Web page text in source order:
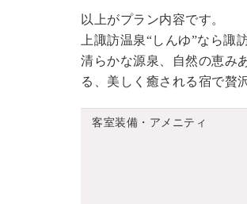
以上がプラン内容です。
上諏訪温泉“しんゆ”なら諏
清らかな源泉、自然の恵み
る、美しく癒される宿で贅
客室装備・アメニティ